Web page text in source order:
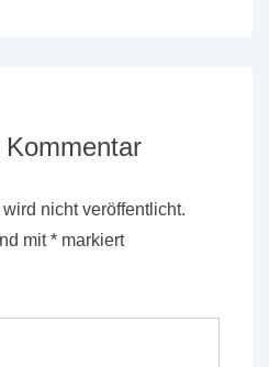
nicht veröffentlicht.
mit* markiert